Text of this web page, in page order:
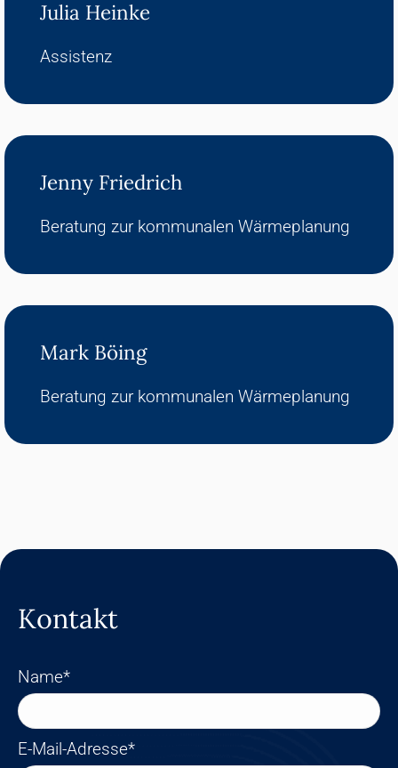
Julia Heinke
Assistenz
Jenny Friedrich
Beratung zur kommunalen Wärmeplanung
Mark Böing
Beratung zur kommunalen Wärmeplanung
Kontakt
Name*
E-Mail-Adresse*